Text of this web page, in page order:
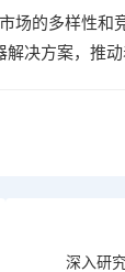
场的多样性和
决方案，推
深入研